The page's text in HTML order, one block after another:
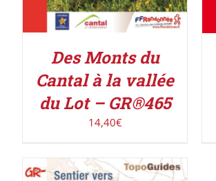
Des Monts du
Cantal à la vallée
du Lot – GR®465
14,40€